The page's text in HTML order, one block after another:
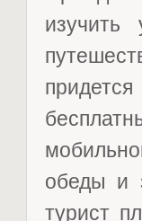
обеды и
турист